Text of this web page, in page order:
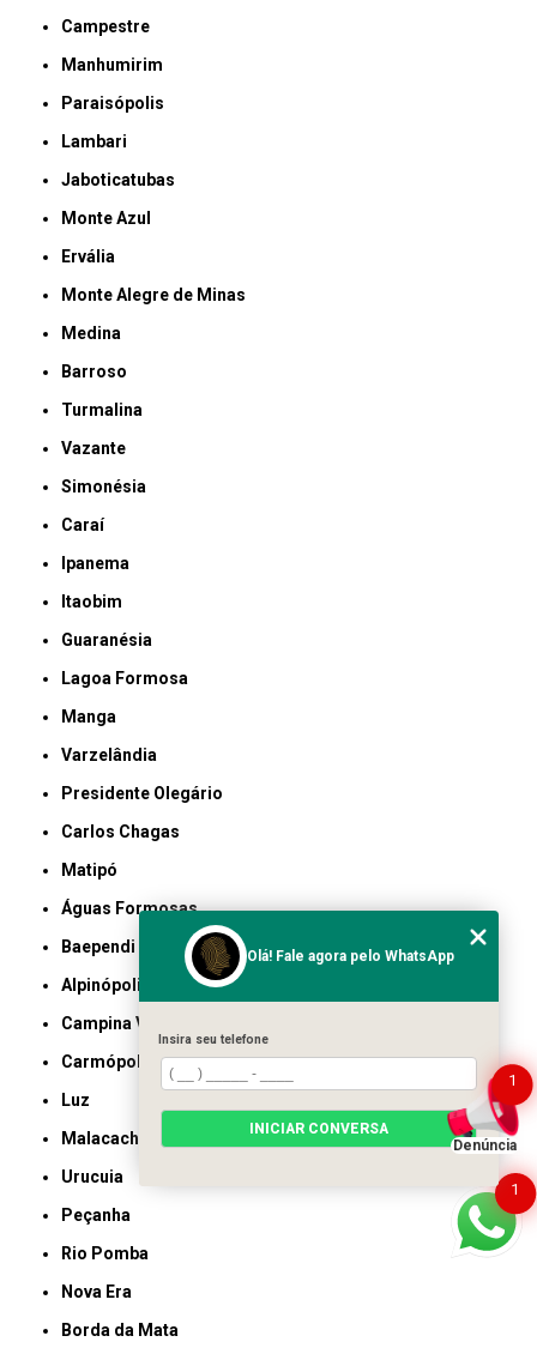
Campestre
Manhumirim
Paraisópolis
Lambari
Jaboticatubas
Monte Azul
Ervália
Monte Alegre de Minas
Medina
Barroso
Turmalina
Vazante
Simonésia
Caraí
Ipanema
Itaobim
Guaranésia
Lagoa Formosa
Manga
Varzelândia
Presidente Olegário
Carlos Chagas
Matipó
Águas Formosas
Baependi
Alpinópolis
Campina Verde
Carmópolis de Minas
Luz
Malacacheta
Urucuia
Peçanha
Rio Pomba
Nova Era
Borda da Mata
1
Olá! Fale agora pelo WhatsApp
Insira seu telefone
INICIAR CONVERSA
1
Denúncia